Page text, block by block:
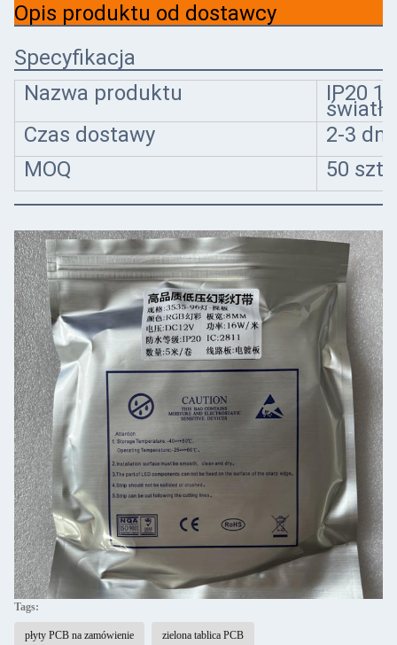
Opis produktu od dostawcy
Specyfikacja
Nazwa produktu
IP20
Czas dostawy
2-3
MOQ
50
Tags:
płyty PCB na zamówienie zielona tablica PCB